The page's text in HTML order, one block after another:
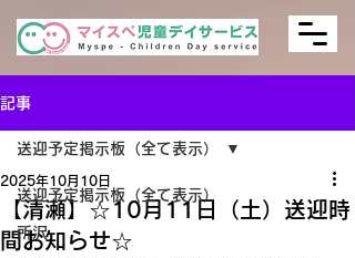
記事
送迎予定掲示板（全て表示）
所沢
送迎予定掲示板（全て表示）
【清瀬】☆10月11日（土）送迎時
間お知らせ☆
2025年10月10日